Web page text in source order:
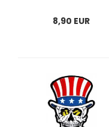
8,90 EUR